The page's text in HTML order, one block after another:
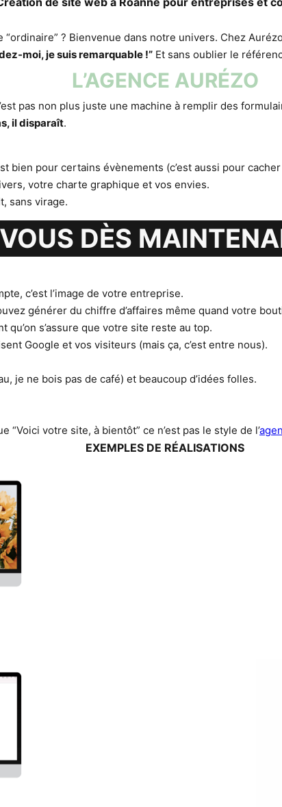
“ordinaire” ? Bienvenue dans notre univers. Chez
moi, je suis remarquable !” Et sans oublier le
L’AGENCE AURÉZO
pas non plus juste une machine à remplir des
il disparaît.
bien pour certains évènements (c’est aussi pour
votre charte graphique et vos envies.
sans virage.
DÈS
c’est l’image de votre entreprise.
générer du chiffre d’affaires même quand votre
qu’on s’assure que votre site reste au top.
Google et vos visiteurs (mais ça, c’est entre nous).
je ne bois pas de café) et beaucoup d’idées folles.
“Voici votre site, à bientôt” ce n’est pas le style de l’
EXEMPLES DE RÉALISATIONS